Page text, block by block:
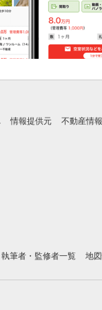
情報提供元 不動産情
執筆者・監修者一覧 地